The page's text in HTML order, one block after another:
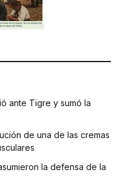
ante Tigre y sumó la
de una de las cremas
la defensa de la